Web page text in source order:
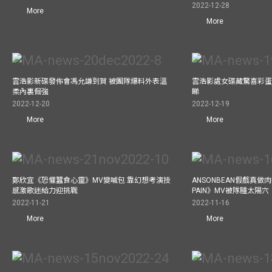
More
2022-12-28
More
雲浩影新碟發佈會馮允謙到賀 被團隊爆料外表溫
柔內裏倔強
2022-12-20
More
雲浩影處女碟藏驚喜彩
睇
2022-12-19
More
鄭欣宜《恐懼蠶食心靈》MV變喊包 靠幻想考演技
感激歌迷給力迎挑戰
2022-11-21
More
ANSONBEAN假戲真做
PAIN》MV被隊腫太陽穴
2022-11-16
More